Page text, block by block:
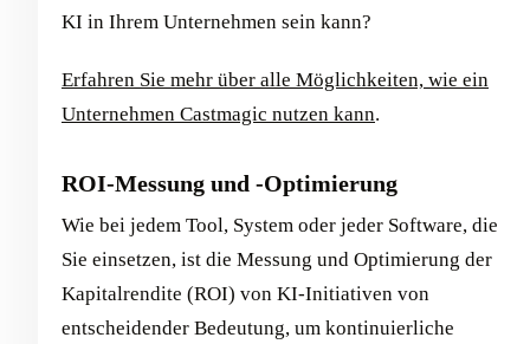
KI in Ihrem Unternehmen sein kann?
Erfahren Sie mehr über alle Möglichkeiten, wie ein
Unternehmen Castmagic nutzen kann.
ROI-Messung und -Optimierung
Wie bei jedem Tool, System oder jeder Software, die
Sie einsetzen, ist die Messung und Optimierung der
Kapitalrendite (ROI) von KI-Initiativen von
entscheidender Bedeutung, um kontinuierliche